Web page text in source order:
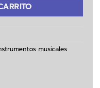
musicales